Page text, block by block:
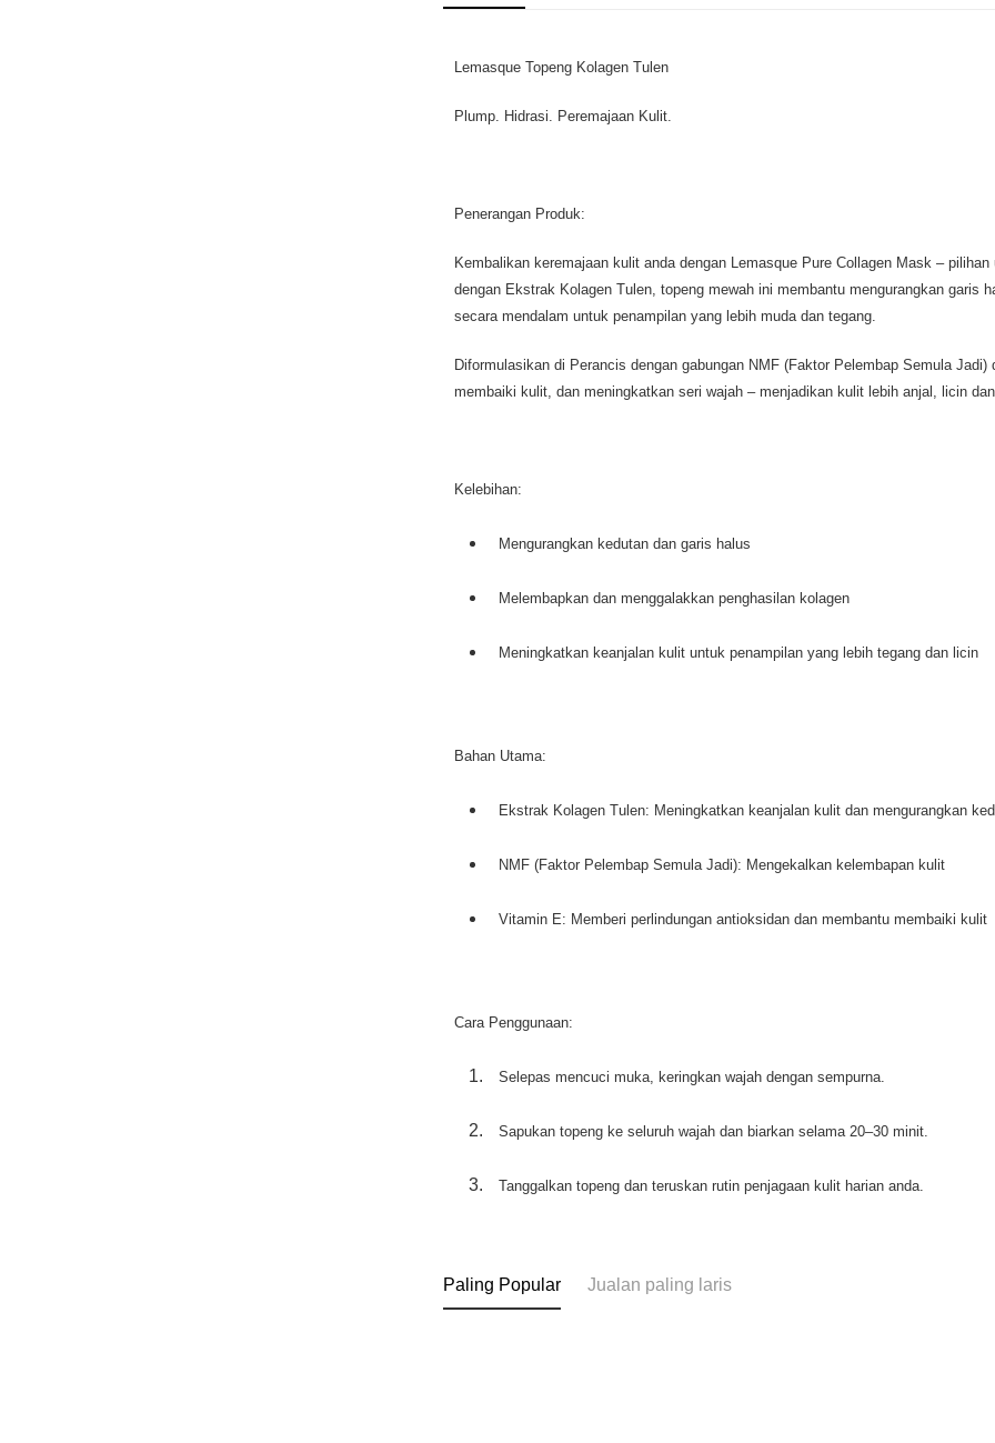
Lemasque Topeng Kolagen Tulen
Plump. Hidrasi. Peremajaan Kulit.
Penerangan Produk:
Kembalikan keremajaan kulit anda dengan Lemasque Pure Collagen Mask –
dengan Ekstrak Kolagen Tulen, topeng mewah ini membantu mengurangkan garis
secara mendalam untuk penampilan yang lebih muda dan tegang.
Diformulasikan di Perancis dengan gabungan NMF (Faktor Pelembap Semula
membaiki kulit, dan meningkatkan seri wajah – menjadikan kulit lebih anjal, licin
Kelebihan:
Mengurangkan kedutan dan garis halus
Melembapkan dan menggalakkan penghasilan kolagen
Meningkatkan keanjalan kulit untuk penampilan yang lebih tegang dan licin
Bahan Utama:
Ekstrak Kolagen Tulen: Meningkatkan keanjalan kulit dan mengurangkan
NMF (Faktor Pelembap Semula Jadi): Mengekalkan kelembapan kulit
Vitamin E: Memberi perlindungan antioksidan dan membantu membaiki kulit
Cara Penggunaan:
Selepas mencuci muka, keringkan wajah dengan sempurna.
Sapukan topeng ke seluruh wajah dan biarkan selama 20–30 minit.
Tanggalkan topeng dan teruskan rutin penjagaan kulit harian anda.
Paling Popular Jualan paling laris